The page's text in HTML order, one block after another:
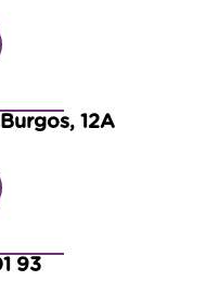
12A
93